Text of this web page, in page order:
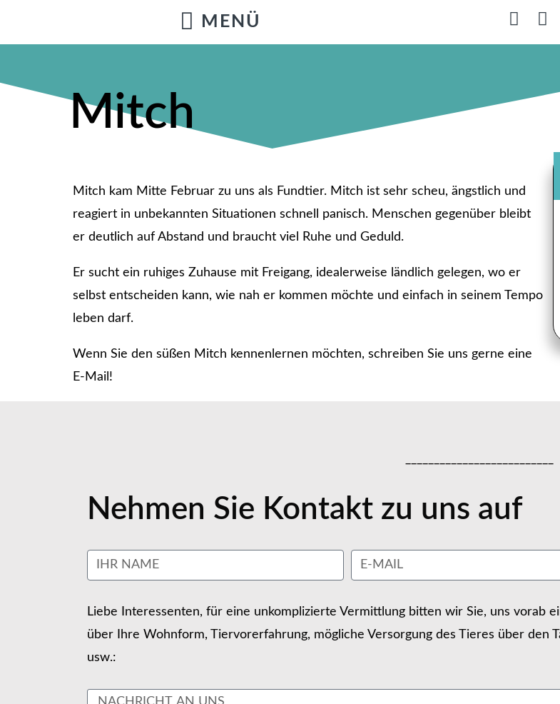
Mitch
Mitch kam Mitte Februar zu uns als Fundtier. Mitch ist sehr scheu, ängstlich und
reagiert in unbekannten Situationen schnell panisch. Menschen gegenüber bleibt
er deutlich auf Abstand und braucht viel Ruhe und Geduld.
Er sucht ein ruhiges Zuhause mit Freigang, idealerweise ländlich gelegen, wo er
selbst entscheiden kann, wie nah er kommen möchte und einfach in seinem Tempo
leben darf.
Wenn Sie den süßen Mitch kennenlernen möchten, schreiben Sie uns gerne eine
E-Mail!
Nehmen Sie Kontakt zu uns auf
Liebe Interessenten, für eine unkomplizierte Vermittlung bitten wir Sie, uns vorab
über Ihre Wohnform, Tiervorerfahrung, mögliche Versorgung des Tieres über den
usw.: